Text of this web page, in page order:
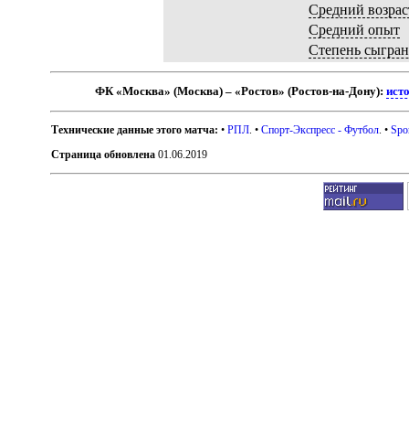
Средний
Средний опыт
Степень
ФК «Москва» (Москва) – «Ростов» (Ростов-на-Дону):
Технические данные этого матча: •РПЛ . •Спорт-Экспресс - Футбол . •
Страница обновлена 01.06.2019